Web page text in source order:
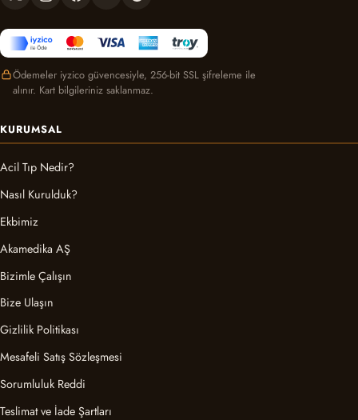
Ödemeler iyzico güvencesiyle, 256-bit SSL şifreleme ile
alınır. Kart bilgileriniz saklanmaz.
KURUMSAL
Acil Tıp Nedir?
Nasıl Kurulduk?
Ekbimiz
Akamedika AŞ
Bizimle Çalışın
Bize Ulaşın
Gizlilik Politikası
Mesafeli Satış Sözleşmesi
Sorumluluk Reddi
Teslimat ve İade Şartları